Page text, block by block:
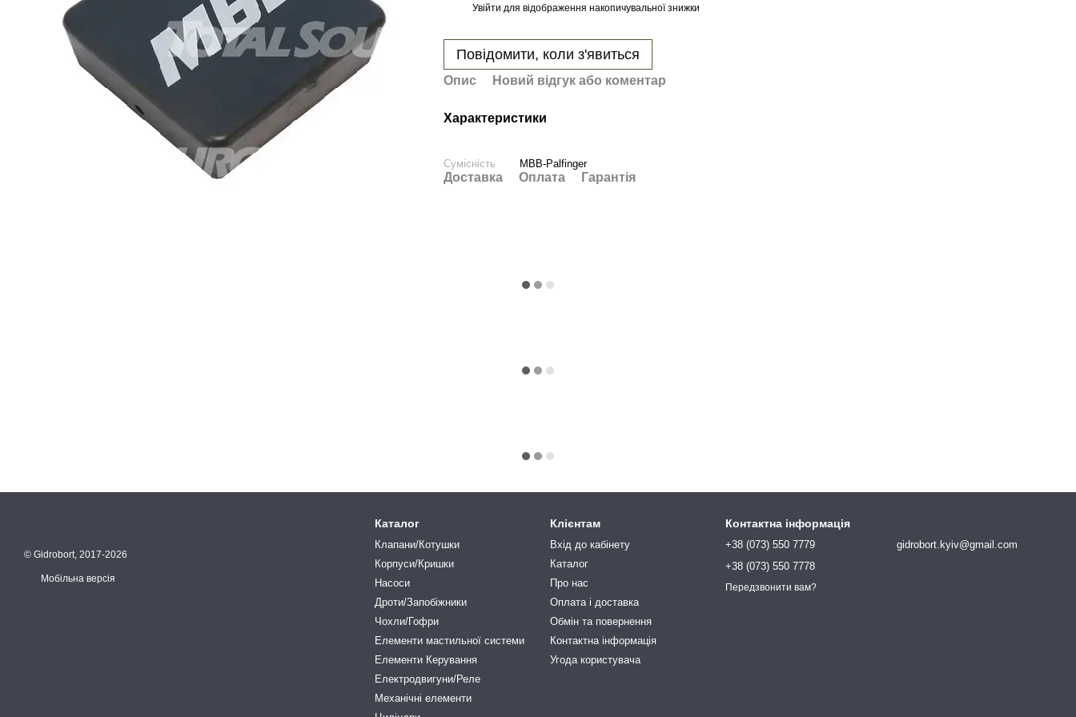
Увійти для відображення накопичувальної знижки
Повідомити, коли з'явиться
Опис Новий відгук або коментар
Характеристики
Сумісність MBB-Palfinger
Доставка Оплата Гарантія
© Gidrobort, 2017-2026
Мобільна версія
Каталог
Клапани/Котушки
Корпуси/Кришки
Насоси
Дроти/Запобіжники
Чохли/Гофри
Елементи мастильної системи
Елементи Керування
Електродвигуни/Реле
Механічні елементи
Клієнтам
Вхід до кабінету
Каталог
Про нас
Оплата і доставка
Обмін та повернення
Контактна інформація
Угода користувача
Контактна інформація
+38 (073) 550 7779
+38 (073) 550 7778
Передзвонити вам?
gidrobort.kyiv@gmail.com